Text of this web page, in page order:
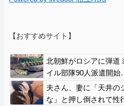
【おすすめサイト】
北朝鮮がロシアに弾道
イル部隊90人派遣開始
夫さん、妻に「天井の
な」と押し倒されて